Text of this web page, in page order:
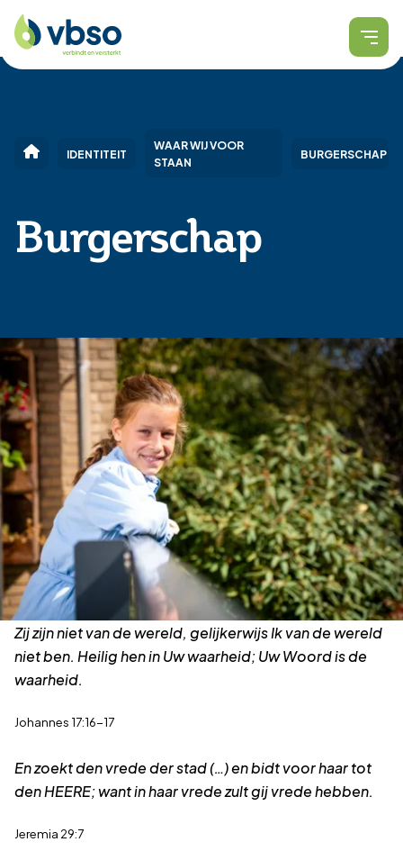
IDENTITEIT
WAAR WIJ VOOR
STAAN
BURGERSCHAP
Burgerschap
Terug naar overzicht
Zij zijn niet van de wereld, gelijkerwijs Ik van de wereld
niet ben. Heilig hen in Uw waarheid; Uw Woord is de
waarheid.
Johannes 17:16-17
En zoekt den vrede der stad (…) en bidt voor haar tot
den HEERE; want in haar vrede zult gij vrede hebben.
Jeremia 29:7